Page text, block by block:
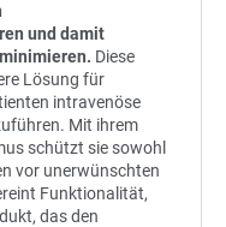
und damit
Diese
Lösung für
intravenöse
Mit ihrem
schützt sie sowohl
vor unerwünschten
Funktionalität,
das den